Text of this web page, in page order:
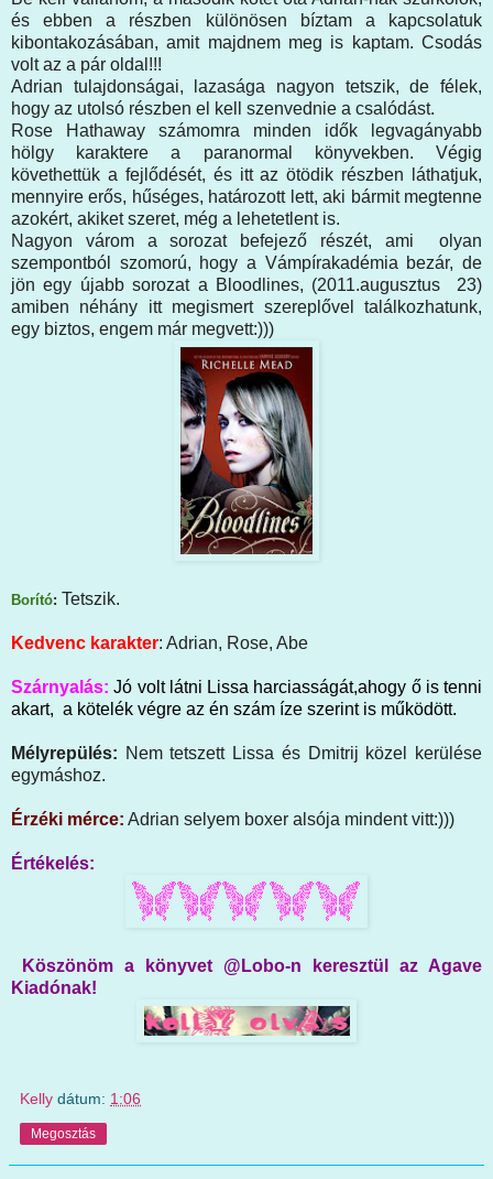
és ebben a részben különösen bíztam a kapcsolatuk
kibontakozásában, amit majdnem meg is kaptam. Csodás
volt az a pár oldal!!!
Adrian tulajdonságai, lazasága nagyon tetszik, de félek,
hogy az utolsó részben el kell szenvednie a csalódást.
Rose Hathaway számomra minden idők legvagányabb
hölgy karaktere a paranormal könyvekben. Végig
követhettük a fejlődését, és itt az ötödik részben láthatjuk,
mennyire erős, hűséges, határozott lett, aki bármit megtenne
azokért, akiket szeret, még a lehetetlent is.
Nagyon várom a sorozat befejező részét, ami olyan
szempontból szomorú, hogy a Vámpírakadémia bezár, de
jön egy újabb sorozat a Bloodlines, (2011.augusztus 23)
amiben néhány itt megismert szereplővel találkozhatunk,
egy biztos, engem már megvett:)))
Borító: Tetszik.
Kedvenc karakter: Adrian, Rose, Abe
Szárnyalás:Jó volt látni Lissa harciasságát,ahogy ő is tenni
akart, a kötelék végre az én szám íze szerint is működött.
Mélyrepülés: Nem tetszett Lissa és Dmitrij közel kerülése
egymáshoz.
Érzéki mérce: Adrian selyem boxer alsója mindent vitt:)))
Értékelés:
Köszönöm a könyvet @Lobo-n keresztül az Agave
Kiadónak!
Kelly dátum: 1:06
Megosztás